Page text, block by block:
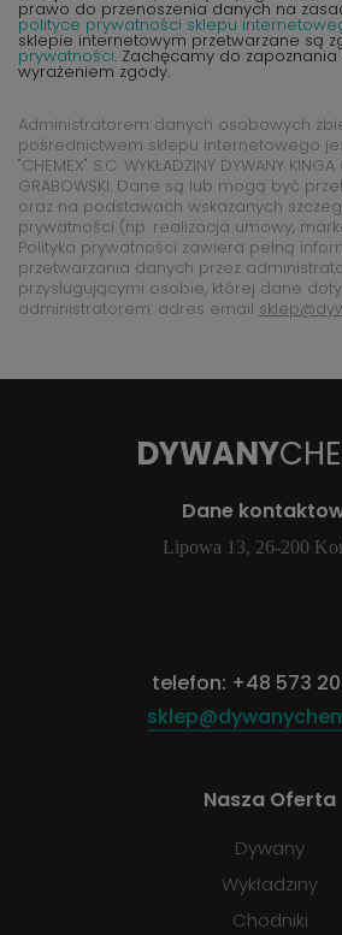
prawo do przenoszenia danych na
polityce prywatności sklepu
sklepie internetowym przetwarzane są
prywatności. Zachęcamy do
wyrażeniem zgody.
Administratorem danych osobowych
pośrednictwem sklepu internetowego
"CHEMEX" S.C. WYKŁADZINY DYWANY
GRABOWSKI. Dane są lub mogą być
oraz na podstawach wskazanych
prywatności (np. realizacja umowy,
Polityka prywatności zawiera pełną
przetwarzania danych przez
przysługującymi osobie, której dane
administratorem: adres email
DYWANY
Dane
Lipowa 13, 26-200
telefon: +48 573
Nasza Oferta
Dywany
Wykładziny
Chodniki